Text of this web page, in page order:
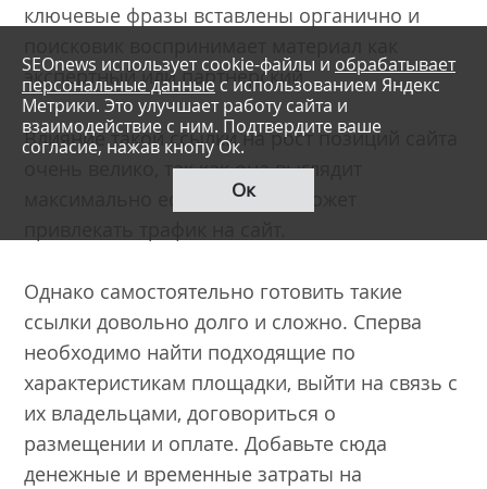
ключевые фразы вставлены органично и
экспертный или партнерский.
Влияние такой ссылки на рост позиций сайта
очень велико, так как она выглядит
максимально естественно и может
Однако самостоятельно готовить такие
ссылки довольно долго и сложно. Сперва
необходимо найти подходящие по
характеристикам площадки, выйти на связь с
их владельцами, договориться о
размещении и оплате. Добавьте сюда
денежные и временные затраты на
SEOnews использует cookie-файлы и обрабатывает
персональные данныес использованием Яндекс
Метрики. Это улучшает работу сайта и
взаимодействие с ним. Подтвердите ваше
согласие, нажав кнопу Ок.
Ок